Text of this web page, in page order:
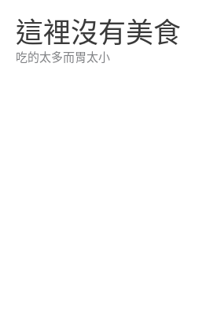
這裡沒有美食
吃的太多而胃太小